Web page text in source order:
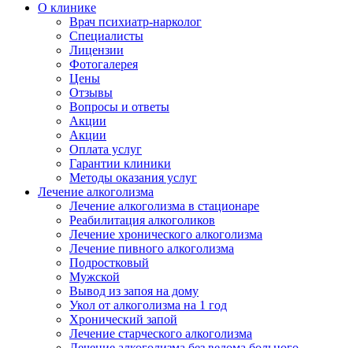
О клинике
Врач психиатр-нарколог
Специалисты
Лицензии
Фотогалерея
Цены
Отзывы
Вопросы и ответы
Акции
Акции
Оплата услуг
Гарантии клиники
Методы оказания услуг
Лечение алкоголизма
Лечение алкоголизма в стационаре
Реабилитация алкоголиков
Лечение хронического алкоголизма
Лечение пивного алкоголизма
Подростковый
Мужской
Вывод из запоя на дому
Укол от алкоголизма на 1 год
Хронический запой
Лечение старческого алкоголизма